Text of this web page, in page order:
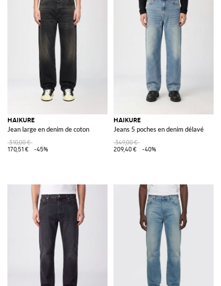
HAIKURE
Jean large en denim de coton
310,00 €
170,51 €
-45%
HAIKURE
Jeans 5 poches en denim délavé
349,00 €
209,40 €
-40%